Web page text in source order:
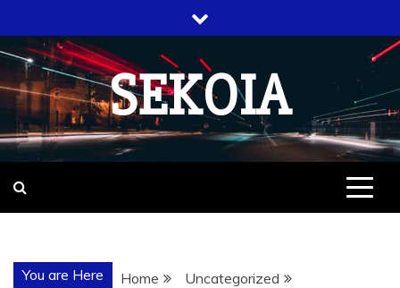
to
content
SEKOIA
You are Here Home
Uncategorized